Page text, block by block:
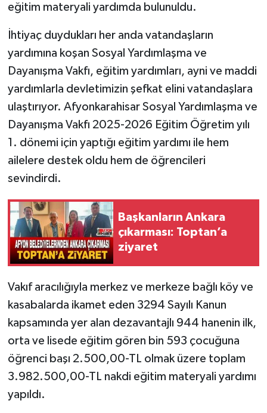
eğitim materyali yardımda bulunuldu.
İhtiyaç duydukları her anda vatandaşların
yardımına koşan Sosyal Yardımlaşma ve
Dayanışma Vakfı, eğitim yardımları, ayni ve maddi
yardımlarla devletimizin şefkat elini vatandaşlara
ulaştırıyor. Afyonkarahisar Sosyal Yardımlaşma ve
Dayanışma Vakfı 2025-2026 Eğitim Öğretim yılı
1. dönemi için yaptığı eğitim yardımı ile hem
ailelere destek oldu hem de öğrencileri
sevindirdi.
Başkanların Ankara
çıkarması: Toptan’a
ziyaret
Vakıf aracılığıyla merkez ve merkeze bağlı köy ve
kasabalarda ikamet eden 3294 Sayılı Kanun
kapsamında yer alan dezavantajlı 944 hanenin ilk,
orta ve lisede eğitim gören bin 593 çocuğuna
öğrenci başı 2.500,00-TL olmak üzere toplam
3.982.500,00-TL nakdi eğitim materyali yardımı
yapıldı.